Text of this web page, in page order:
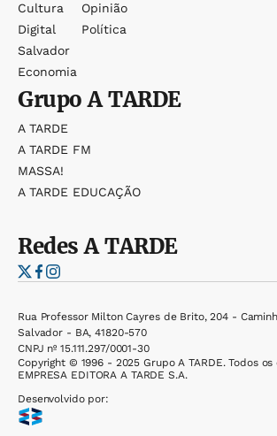
Cultura
Digital
Salvador
Economia
Opinião
Política
GrupoA TARDE
A TARDE
A TARDE FM
MASSA!
A TARDE EDUCAÇÃO
RedesA TARDE
Rua Professor Milton Cayres de Brito, 204 -
Salvador - BA, 41820-570
CNPJ nº 15.111.297/0001-30
Copyright © 1996 - 2025 Grupo A TARDE. Todos
EMPRESA EDITORA A TARDE S.A.
Desenvolvido por: